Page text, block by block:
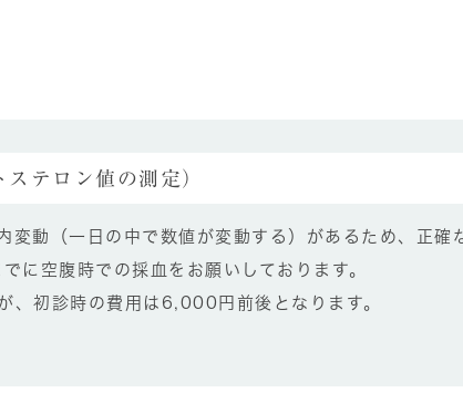
テロン値の測定）
変動（一日の中で数値が変動する）があるため、正確
に空腹時での採血をお願いしております。
、初診時の費用は6,000円前後となります。